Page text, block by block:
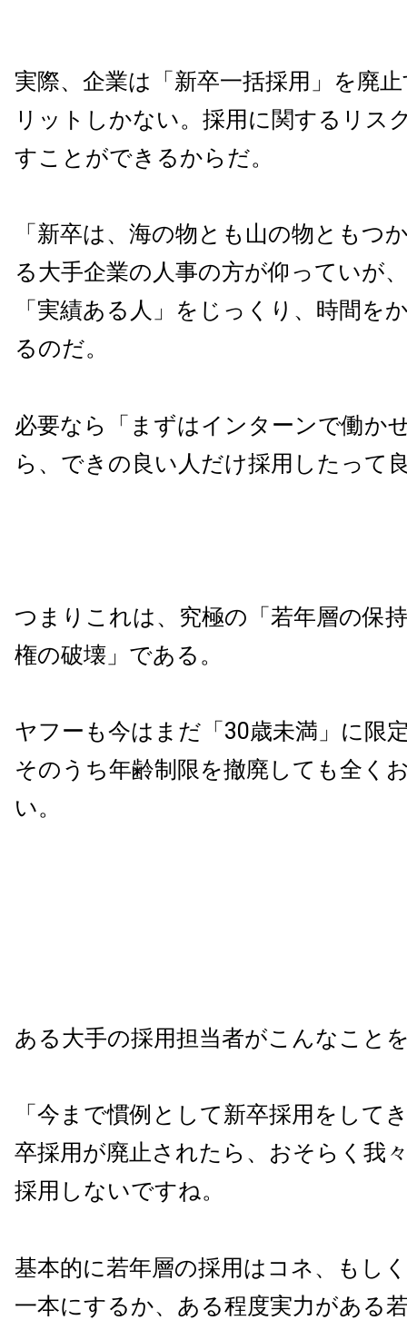
実際、企業は「新卒一括採用」を廃
リットしかない。採用に関するリス
すことができるからだ。
「新卒は、海の物とも山の物ともつ
る大手企業の人事の方が仰っていが
「実績ある人」をじっくり、時間を
るのだ。
必要なら「まずはインターンで働か
ら、できの良い人だけ採用したって
つまりこれは、究極の「若年層の保
権の破壊」である。
ヤフーも今はまだ「30歳未満」に限
そのうち年齢制限を撤廃しても全く
い。
ある大手の採用担当者がこんなこと
「今まで慣例として新卒採用をして
卒採用が廃止されたら、おそらく我
採用しないですね。
基本的に若年層の採用はコネ、もし
一本にするか、ある程度実力がある